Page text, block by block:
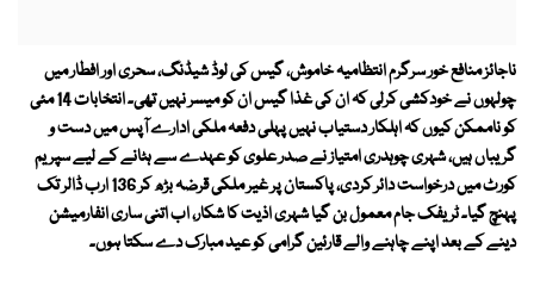
ناجائز منافع خور سرگرم انتظامیہ خاموش، گیس کی لوڈ شیڈنگ، سحری اور افطار میں
چولہوں نے خودکشی کرلی کہ ان کی غذا گیس ان کو میسر نہیں تھی۔ انتخابات 14 مئی
کو ناممکن کیوں کہ اہلکار دستیاب نہیں پہلی دفعہ ملکی ادارے آپس میں دست و
گریباں ہیں، شہری چوہدری امتیاز نے صدر علوی کو عہدے سے ہٹانے کے لیے سپریم
کورٹ میں درخواست دائر کردی، پاکستان پر غیر ملکی قرضہ بڑھ کر 136 ارب ڈالر تک
پہنچ گیا۔ ٹریفک جام معمول بن گیا شہری اذیت کا شکار، اب اتنی ساری انفارمیشن
دینے کے بعد اپنے چاہنے والے قارئین گرامی کو عید مبارک دے سکتا ہوں۔